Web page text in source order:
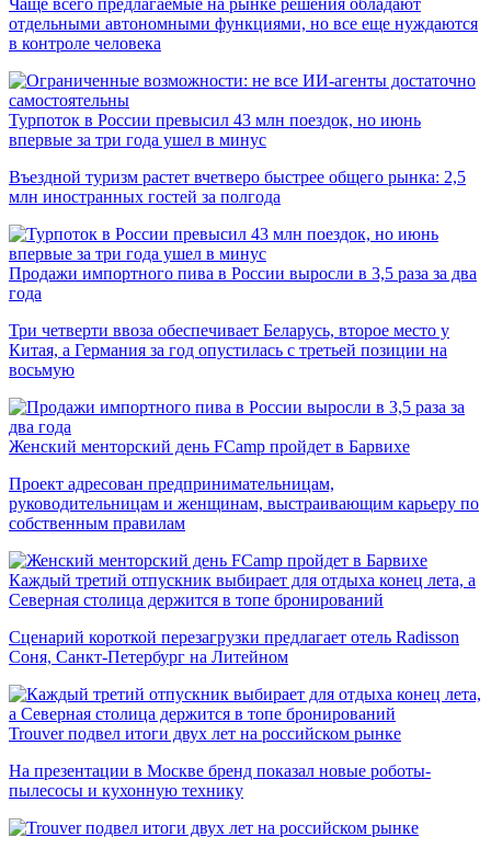
Чаще всего предлагаемые на рынке решения обладают
отдельными автономными функциями, но все еще нуждаются
в контроле человека
Турпоток в России превысил 43 млн поездок, но июнь
впервые за три года ушел в минус
Въездной туризм растет вчетверо быстрее общего рынка: 2,5
млн иностранных гостей за полгода
Продажи импортного пива в России выросли в 3,5 раза за два
года
Три четверти ввоза обеспечивает Беларусь, второе место у
Китая, а Германия за год опустилась с третьей позиции на
восьмую
Женский менторский день FCamp пройдет в Барвихе
Проект адресован предпринимательницам,
руководительницам и женщинам, выстраивающим карьеру по
собственным правилам
Каждый третий отпускник выбирает для отдыха конец лета, а
Северная столица держится в топе бронирований
Сценарий короткой перезагрузки предлагает отель Radisson
Соня, Санкт-Петербург на Литейном
Trouver подвел итоги двух лет на российском рынке
На презентации в Москве бренд показал новые роботы-
пылесосы и кухонную технику